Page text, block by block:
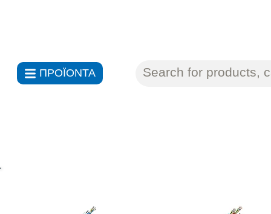
ΠΡΟΪΟΝΤΑ